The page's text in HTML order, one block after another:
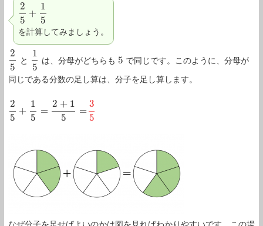
2
5
+
1
5
25 +1 5
を計算してみましょう。
2
5
25 と
1
5
15 は、分母がどちらも 5
5 で同じです。このように、分母が
同じである分数の足し算は、分子を足し算します。
2
5
+
1
5
=
2 + 1
5
=
25 +1 5= +1 5=
3
5
35